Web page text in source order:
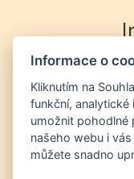
Výklad
Energetická
duší na
Nutriční
Informace o
Kliknutím na
funkční,
umožnit pohodlné
našeho webu i
můžete snadno